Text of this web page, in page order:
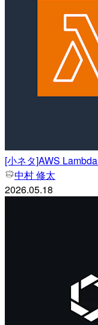
[小ネタ]AWS
中村 修太
2026.05.18